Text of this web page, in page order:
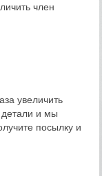
член
увеличить
детали и мы
посылку и